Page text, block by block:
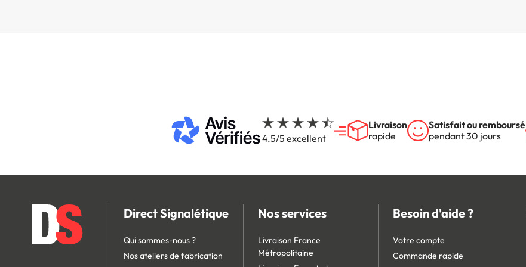
4.5/5 excellent
Livraison
rapide
Satisfait ou remboursé
pendant 30 jours
Direct Signalétique
Qui sommes-nous ?
Nos ateliers de fabrication
Nos services
Livraison France
Métropolitaine
Besoin d'aide ?
Votre compte
Commande rapide